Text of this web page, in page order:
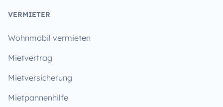
VERMIETER
Wohnmobil vermieten
Mietvertrag
Mietversicherung
Mietpannenhilfe